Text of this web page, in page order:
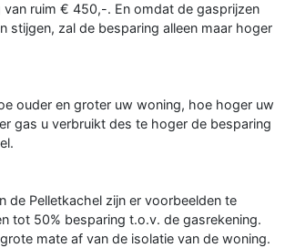
van ruim € 450,-. En omdat de gasprijzen
stijgen, zal de besparing alleen maar hoger
ouder en groter uw woning, hoe hoger uw
gas u verbruikt des te hoger de besparing
de Pelletkachel zijn er voorbeelden te
tot 50% besparing t.o.v. de gasrekening.
mate af van de isolatie van de woning.